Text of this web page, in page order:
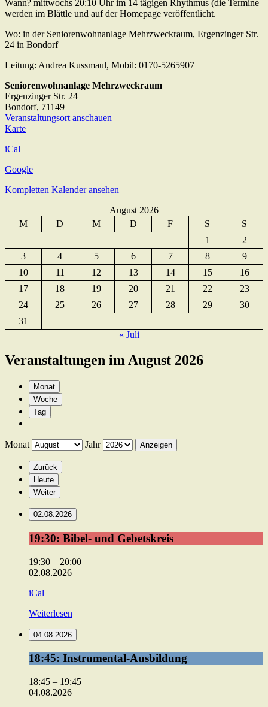
Wann? mittwochs 20:10 Uhr im 14 tägigen Rhythmus (die Termine
werden im Blättle und auf der Homepage veröffentlicht.
Wo: in der Seniorenwohnanlage Mehrzweckraum, Ergenzinger Str.
24 in Bondorf
Leitung: Andrea Kussmaul, Mobil: 0170-5265907
Seniorenwohnanlage Mehrzweckraum
Ergenzinger Str. 24
Bondorf, 71149
Veranstaltungsort anschauen
KarteSeniorenwohnanlage
iCal
Google
Kompletten Kalender ansehen
August 2026
M
D M D F S
S
1
2
3
4 5 6 7 8
9
10
11 12 13 14 15
16
17
18 19 20 21 22
23
24
25 26 27 28 29
30
31
« Juli
Veranstaltungen im August 2026
Monat
Woche
Tag
Monat Jahr
Zurück
Heute
Weiter
02.08.2026
19:30:
Bibel-
und
Gebetskreis
19:30: Bibel- und Gebetskreis
19:30 – 20:00
02.08.2026
iCal
Weiterlesen
04.08.2026
18:45:
Instrumental-
Ausbildung
18:45: Instrumental-Ausbildung
18:45 – 19:45
04.08.2026